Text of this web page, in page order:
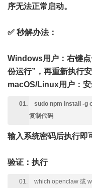
序无法正常启动。
✅ 秒解办法：
Windows用户：右键
份运行”，再重新执行
macOS/Linux用户：
sudo npm install -g
复制代码
输入系统密码后执行即
验证：执行
which openclaw 或